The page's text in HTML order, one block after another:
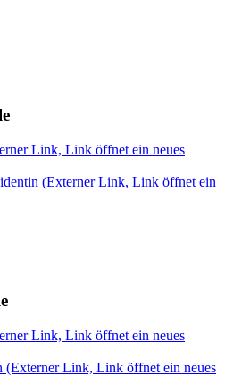
Link, Link öffnet ein neues
(Externer Link, Link öffnet ein
Link, Link öffnet ein neues
(Externer Link, Link öffnet ein neues